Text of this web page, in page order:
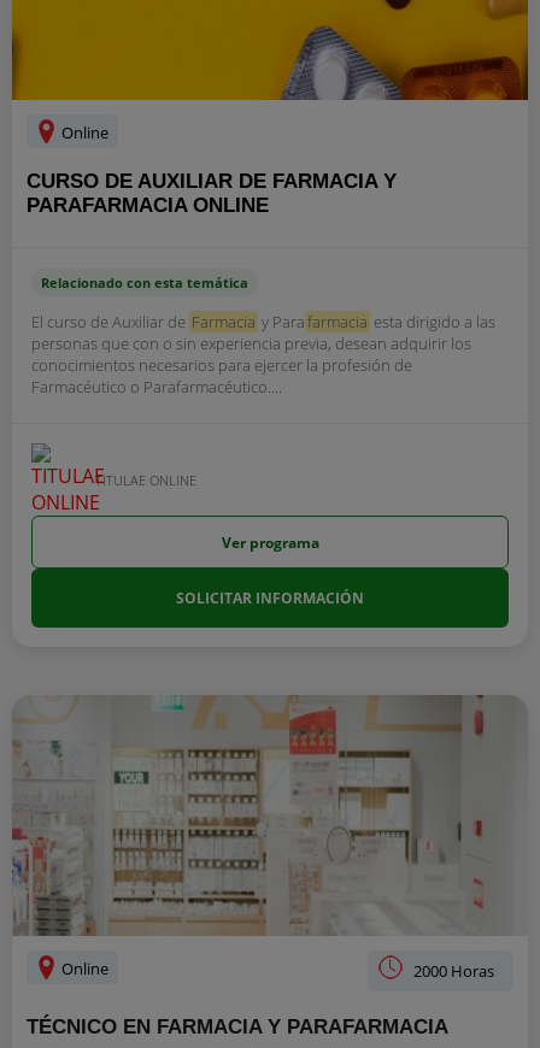
Online
CURSO DE AUXILIAR DE FARMACIA Y
PARAFARMACIA ONLINE
Relacionado con esta temática
El curso de Auxiliar de Farmacia y Parafarmacia esta dirigido a las
personas que con o sin experiencia previa, desean adquirir los
conocimientos necesarios para ejercer la profesión de
Farmacéutico o Parafarmacéutico....
TITULAE ONLINE
Ver programa
SOLICITAR INFORMACIÓN
Online 2000 Horas
TÉCNICO EN FARMACIA Y PARAFARMACIA